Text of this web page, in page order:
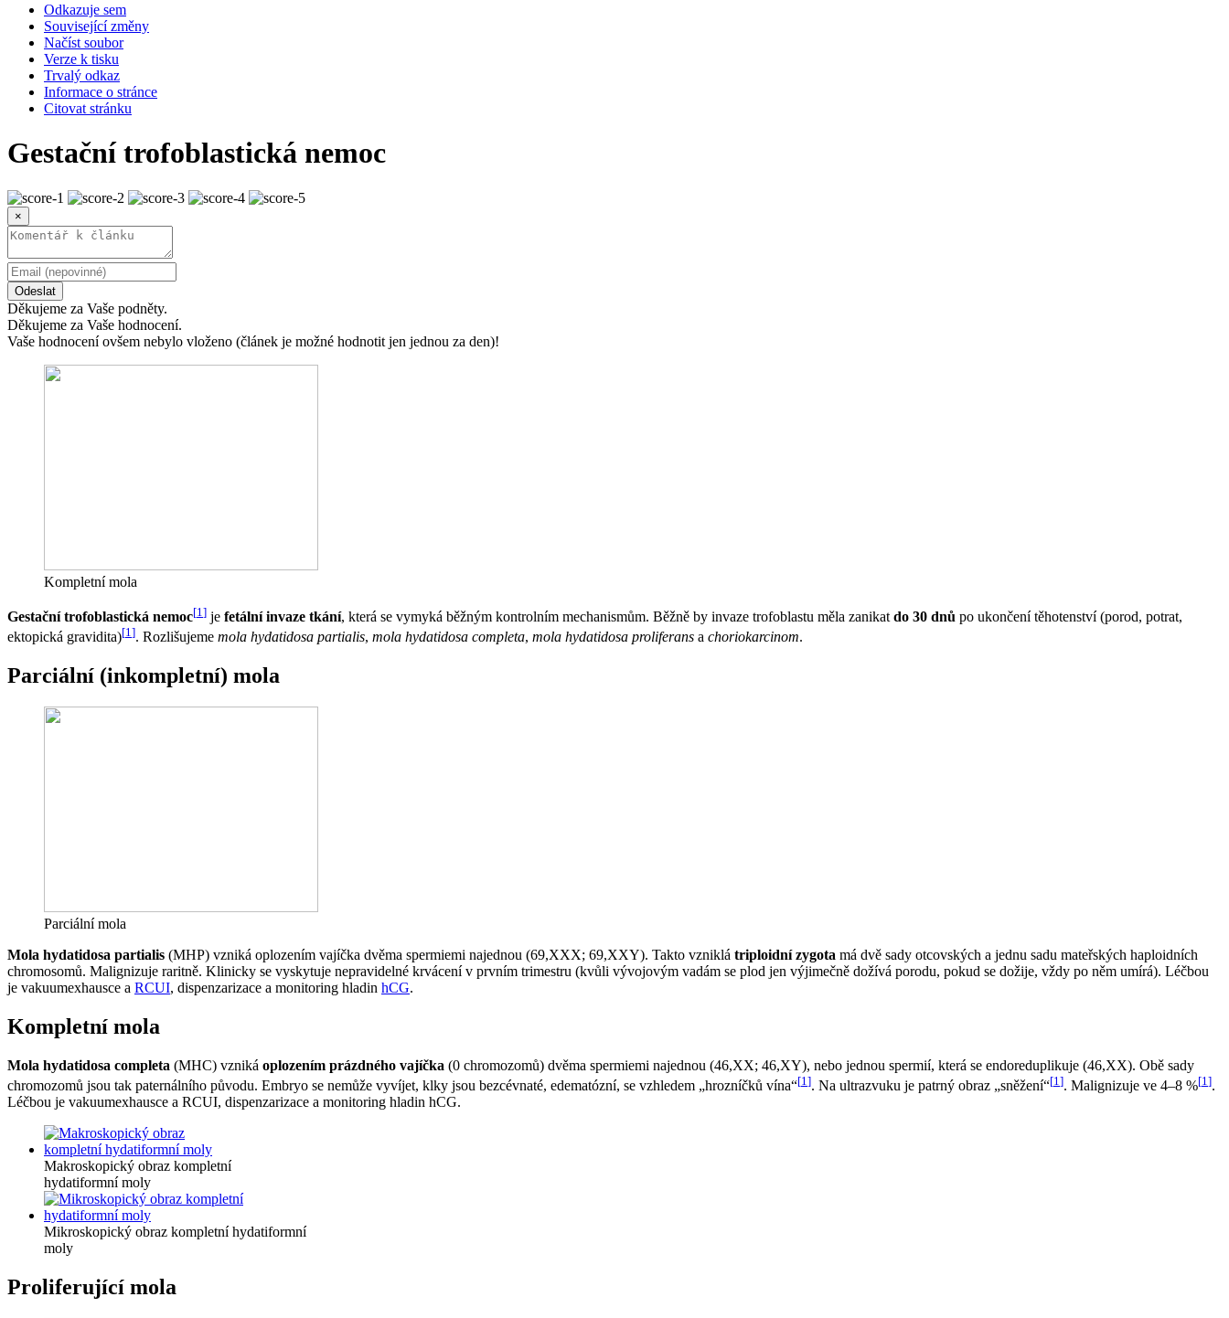
Odkazuje sem
Související změny
Načíst soubor
Verze k tisku
Trvalý odkaz
Informace o stránce
Citovat stránku
Gestační trofoblastická nemoc
×
Odeslat
Děkujeme za Vaše podněty.
Děkujeme za Vaše hodnocení.
Vaše hodnocení ovšem nebylo vloženo (článek je možné hodnotit jen jednou za den)!
Kompletní mola
Gestační trofoblastická nemoc[1 ] je fetální invaze tkání, která se vymyká běžným kontrolním mechanismům. Běžně by invaze trofoblastu měla zanikat do 30 dnů po ukončení těhotenství (porod, potrat,
ektopická gravidita)[1]. Rozlišujeme mola hydatidosa partialis, mola hydatidosa completa, mola hydatidosa proliferans a choriokarcinom.
Parciální (inkompletní) mola
Parciální mola
Mola hydatidosa partialis (MHP) vzniká oplozením vajíčka dvěma spermiemi najednou (69,XXX; 69,XXY). Takto vzniklá triploidní zygota má dvě sady otcovských a jednu sadu mateřských haploidních
chromosomů. Malignizuje raritně. Klinicky se vyskytuje nepravidelné krvácení v prvním trimestru (kvůli vývojovým vadám se plod jen výjimečně dožívá porodu, pokud se dožije, vždy po něm umírá). Léčbou
je vakuumexhausce a RCUI, dispenzarizace a monitoring hladin hCG.
Kompletní mola
Mola hydatidosa completa (MHC) vzniká oplozením prázdného vajíčka (0 chromozomů) dvěma spermiemi najednou (46,XX; 46,XY), nebo jednou spermií, která se endoreduplikuje (46,XX). Obě sady
chromozomů jsou tak paternálního původu. Embryo se nemůže vyvíjet, klky jsou bezcévnaté, edematózní, se vzhledem „hrozníčků vína“[1 ]. Na ultrazvuku je patrný obraz „sněžení“[1 ]. Malignizuje ve 4–8 %[1 ].
Léčbou je vakuumexhausce a RCUI, dispenzarizace a monitoring hladin hCG.
Makroskopický obraz kompletní
hydatiformní moly
Mikroskopický obraz kompletní hydatiformní
moly
Proliferující mola